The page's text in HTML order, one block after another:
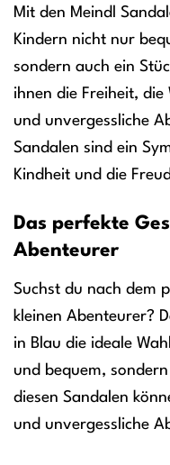
Mit den Meindl
Kindern nicht nur
sondern auch ein
ihnen die Freiheit,
und unvergessliche
Sandalen sind ein
Kindheit und die
Das perfekte
Abenteurer
Suchst du nach dem
kleinen Abenteurer?
in Blau die ideale
und bequem,
diesen Sandalen
und unvergessliche